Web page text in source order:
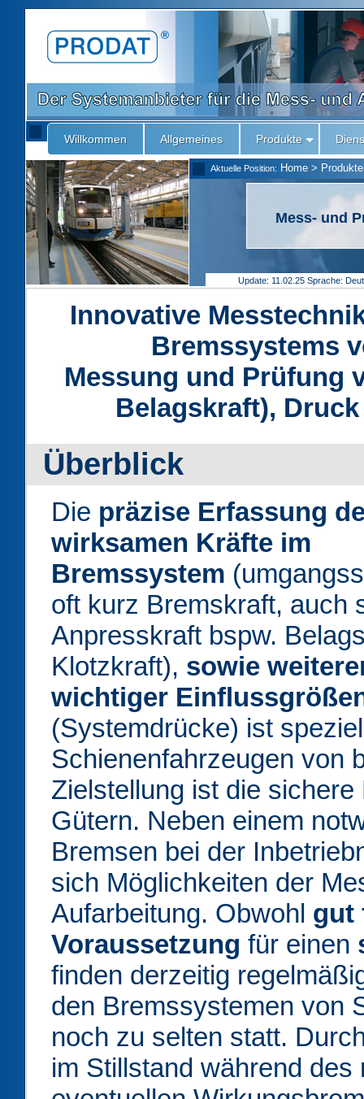
Willkommen Allgemeines Produkte
Aktuelle Position: Home > Produkte
Mess- und
Update: 11.02.25 Sprache:
Innovative
Bremssystems
Messung und Prüfung
Belagskraft),
Überblick
Die präzise Erfassung
wirksamen Kräfte im
Bremssystem
oft kurz Bremskraft, auch
Anpresskraft bspw.
Klotzkraft), sowie
wichtiger
(Systemdrücke) ist
Schienenfahrzeugen von
Zielstellung ist die
Gütern. Neben einem
Bremsen bei der
sich Möglichkeiten der
Aufarbeitung. Obwohl gut
Voraussetzung für einen
finden derzeitig
den Bremssystemen von
noch zu selten statt.
im Stillstand während